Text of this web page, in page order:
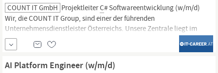
COUNT IT GmbH ProjektleiterC# Softwareentwicklung (w/m/d)
Wir, die COUNT IT Group, sind einer der führenden
Unternehmensdienstleister Österreichs. Unsere Zentrale liegt im
Softwarepark Hagenberg, verwurzelt im malerischen Mühlviertel.
Unsere Niederlassungen befinden sich in Wien im ;Home of
Business“ am Wienerberg, in Linz und in Ybbs an der Donau. Mit
AI Platform Engineer (w/m/d)